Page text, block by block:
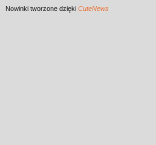
Nowinki tworzone dzięki CuteNews